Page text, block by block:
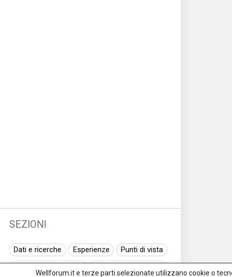
SEZIONI
Dati e ricerche Esperienze
Punti di vista
Wellforum.it e terze parti selezionate utilizzano cookie o